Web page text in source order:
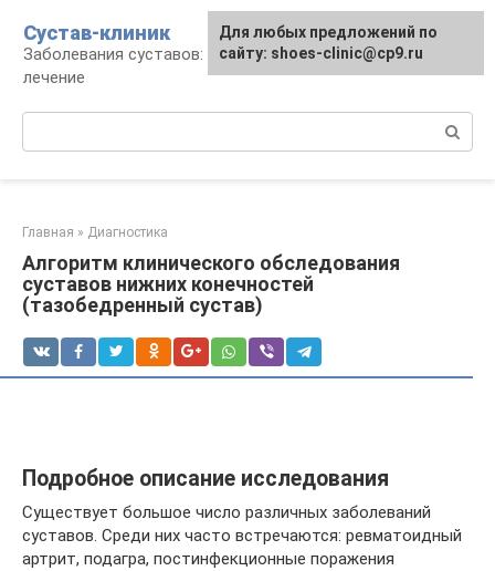
контенту
Сустав-клиник
Заболевания суставов: профилактика и
лечение
Главная » Диагностика
Алгоритм клинического обследования
суставов нижних конечностей
(тазобедренный сустав)
Подробное описание исследования
Существует большое число различных заболеваний
суставов. Среди них часто встречаются: ревматоидный
артрит, подагра, постинфекционные поражения
Для любых предложений по
сайту: shoes-clinic@cp9.ru